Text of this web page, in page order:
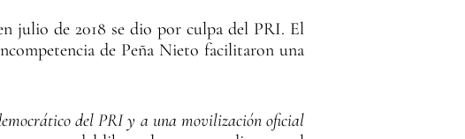
julio de 2018 se dio por culpa del PRI. El
de Peña Nieto facilitaron una
del PRI y a una movilización oficial